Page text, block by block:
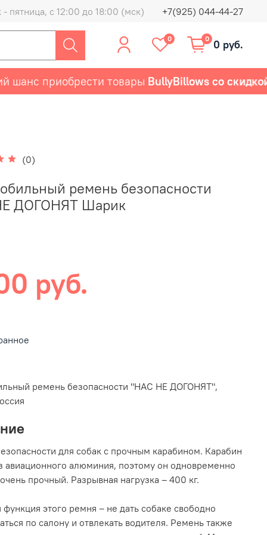
пятница, с 12:00 до 18:00 (мск) +7(925) 044-44-27
0 0 0 руб.
приобрести товарыBullyBillows со скидкой
(0)
ремень безопасности
ДОГОНЯТ Шарик
руб.
ремень безопасности "НАС НЕ ДОГОНЯТ",
для собак с прочным карабином. Карабин
авиационного алюминия, поэтому он одновременно
прочный. Разрывная нагрузка – 400 кг.
функция этого ремня – не дать собаке свободно
по салону и отвлекать водителя. Ремень также